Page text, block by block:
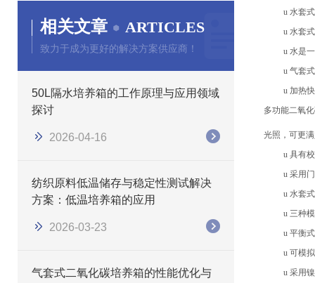
相关文章 ARTICLES
致力于成为更好的解决方案供应商！
50L隔水培养箱的工作原理与应用领域
探讨
2026-04-16
纺织原料低温储存与稳定性测试解决
方案：低温培养箱的应用
2026-03-23
气套式二氧化碳培养箱的性能优化与
u 水套
u 水套
u 水是
u 气套
u 加热
多功能二氧
光照 ，可更
u 具有
u 采用
u 水套
u 三种
u 平衡
u 可模
u 采用